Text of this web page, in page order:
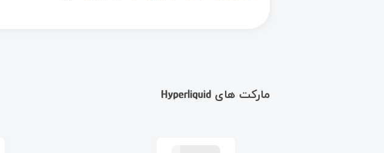
مارکت های Hyperliquid